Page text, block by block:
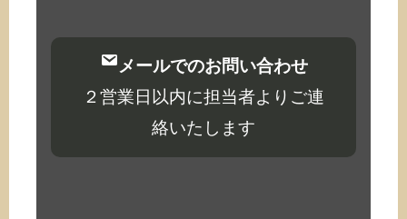
メールでのお問い合わせ
２営業日以内に担当者よりご連
絡いたします